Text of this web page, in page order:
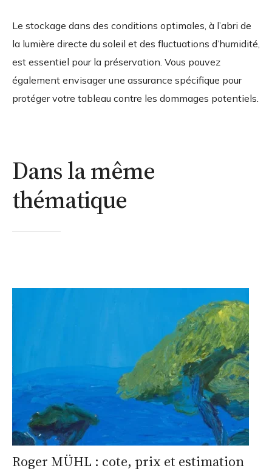
Le stockage dans des conditions optimales, à l’abri de
la lumière directe du soleil et des fluctuations d’humidité,
est essentiel pour la préservation. Vous pouvez
également envisager une assurance spécifique pour
protéger votre tableau contre les dommages potentiels.
Dans la même
thématique
Roger MÜHL : cote, prix et estimation